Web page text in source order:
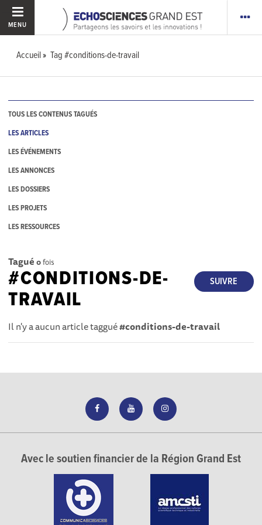
MENU
Accueil Tag #conditions-de-travail
TOUS LES CONTENUS TAGUÉS
LES ARTICLES
LES ÉVÉNEMENTS
LES ANNONCES
LES DOSSIERS
LES PROJETS
LES RESSOURCES
Tagué 0fois
SUIVRE
#CONDITIONS-DE-
TRAVAIL
Il n'y a aucun article taggué#conditions-de-travail
Avec le soutien financier de la Région Grand Est